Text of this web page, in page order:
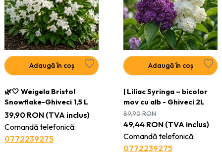
cu rădăcini sănătoase
Diversitate coloristică
– nuanțe intense și rare de
hortensii, camelii și magnolii
Plante viguroase și longevive, ideale pentru grădini, curți,
parcuri sau terase
Rezistență sporită
– selectate pentru climatul României și
adaptare excelentă
Efect decorativ maxim
, indiferent de sezon
Adaugă în coș
🌿🤍 Weigela Bristol
Snowflake-Ghiveci 1,5 L
39,90 RON(TVA inclus)
Comandă telefonică:
0772239275
Adaugă în coș
| Liliac Syringa – bicolor
mov cu alb - Ghiveci 2L
49,44 RON(TVA inclus)
Comandă telefonică:
0772239275
89,90RON